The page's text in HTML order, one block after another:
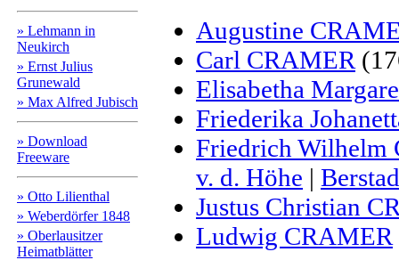
» Lehmann in
Neukirch
» Ernst Julius
Grunewald
» Max Alfred Jubisch
» Download
Freeware
» Otto Lilienthal
» Weberdörfer 1848
» Oberlausitzer
Heimatblätter
Augustine
Carl CRAMER
Elisabetha
Friederika
Friedrich Wilhelm
v. d. Höhe |
Justus Christian
Ludwig CRAMER